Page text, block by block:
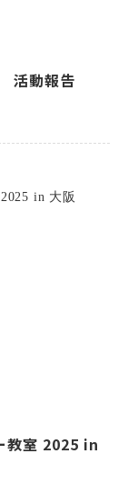
活動報告
教室 2025 in